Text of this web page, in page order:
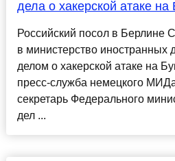
дела о хакерской атаке на
Российский посол в Берлине
в министерство иностранных
делом о хакерской атаке на
пресс-служба немецкого
секретарь Федерального
дел ...